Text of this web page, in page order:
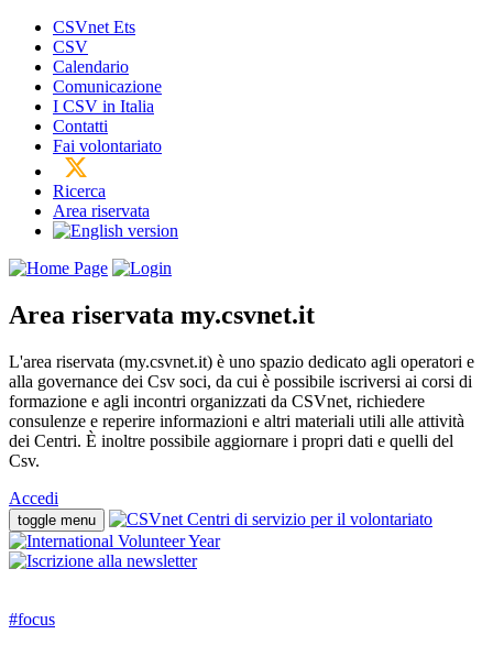
CSVnet Ets
CSV
Calendario
Comunicazione
I CSV in Italia
Contatti
Fai volontariato
Ricerca
Area riservata
Area riservata my.csvnet.it
L'area riservata (my.csvnet.it) è uno spazio dedicato agli operatori e
alla governance dei Csv soci, da cui è possibile iscriversi ai corsi di
formazione e agli incontri organizzati da CSVnet, richiedere
consulenze e reperire informazioni e altri materiali utili alle attività
dei Centri. È inoltre possibile aggiornare i propri dati e quelli del
Csv.
Accedi
toggle menu
#focus